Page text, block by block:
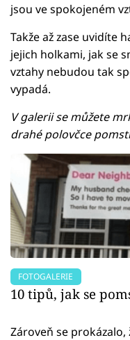
jsou ve spokojeném
Takže až zase uvidíte
jejich holkami, jak se
vztahy nebudou tak
vypadá.
V galerii se můžete
drahé polovčce
FOTOGALERIE
10 tipů, jak se
Zároveň se